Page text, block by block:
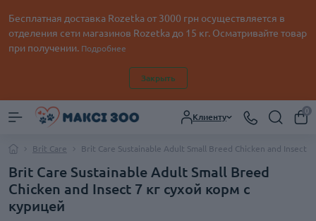
Бесплатная доставка Rozetka от 3000 грн осуществляется в
отделения сети магазинов Rozetka до 15 кг. Осматривайте товар
при получении. Подробнее
Закрыть
Клиенту
0
Brit Care Brit Care Sustainable Adult Small Breed Chicken and Insect 7
Brit Care Sustainable Adult Small Breed
Chicken and Insect 7 кг сухой корм с
курицей